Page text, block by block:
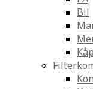
Bil